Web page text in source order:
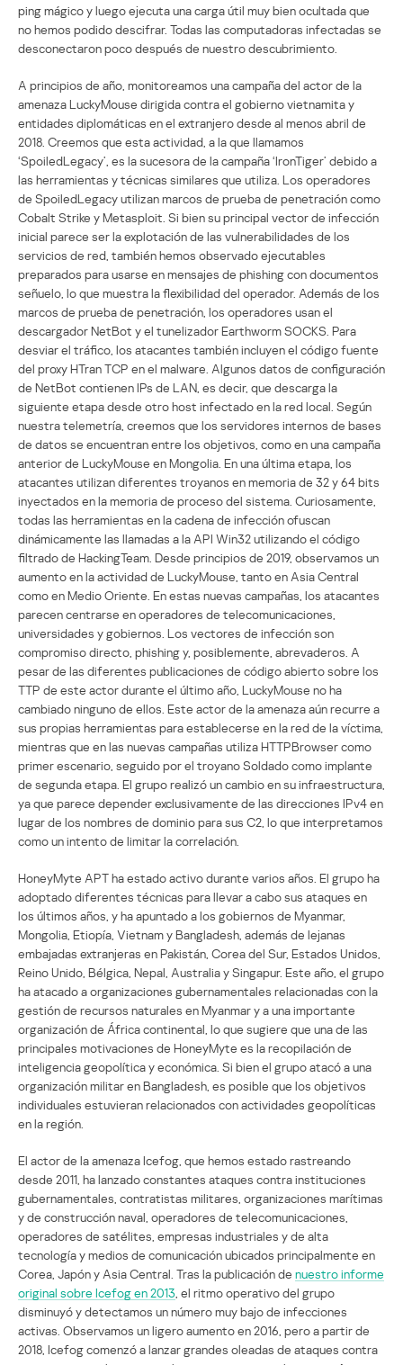
ping mágico y luego ejecuta una carga útil muy bien ocultada que
no hemos podido descifrar. Todas las computadoras infectadas se
desconectaron poco después de nuestro descubrimiento.
A principios de año, monitoreamos una campaña del actor de la
amenaza LuckyMouse dirigida contra el gobierno vietnamita y
entidades diplomáticas en el extranjero desde al menos abril de
2018. Creemos que esta actividad, a la que llamamos
‘SpoiledLegacy’, es la sucesora de la campaña ‘IronTiger’ debido a
las herramientas y técnicas similares que utiliza. Los operadores
de SpoiledLegacy utilizan marcos de prueba de penetración como
Cobalt Strike y Metasploit. Si bien su principal vector de infección
inicial parece ser la explotación de las vulnerabilidades de los
servicios de red, también hemos observado ejecutables
preparados para usarse en mensajes de phishing con documentos
señuelo, lo que muestra la flexibilidad del operador. Además de los
marcos de prueba de penetración, los operadores usan el
descargador NetBot y el tunelizador Earthworm SOCKS. Para
desviar el tráfico, los atacantes también incluyen el código fuente
del proxy HTran TCP en el malware. Algunos datos de configuración
de NetBot contienen IPs de LAN, es decir, que descarga la
siguiente etapa desde otro host infectado en la red local. Según
nuestra telemetría, creemos que los servidores internos de bases
de datos se encuentran entre los objetivos, como en una campaña
anterior de LuckyMouse en Mongolia. En una última etapa, los
atacantes utilizan diferentes troyanos en memoria de 32 y 64 bits
inyectados en la memoria de proceso del sistema. Curiosamente,
todas las herramientas en la cadena de infección ofuscan
dinámicamente las llamadas a la API Win32 utilizando el código
filtrado de HackingTeam. Desde principios de 2019, observamos un
aumento en la actividad de LuckyMouse, tanto en Asia Central
como en Medio Oriente. En estas nuevas campañas, los atacantes
parecen centrarse en operadores de telecomunicaciones,
universidades y gobiernos. Los vectores de infección son
compromiso directo, phishing y, posiblemente, abrevaderos. A
pesar de las diferentes publicaciones de código abierto sobre los
TTP de este actor durante el último año, LuckyMouse no ha
cambiado ninguno de ellos. Este actor de la amenaza aún recurre a
sus propias herramientas para establecerse en la red de la víctima,
mientras que en las nuevas campañas utiliza HTTPBrowser como
primer escenario, seguido por el troyano Soldado como implante
de segunda etapa. El grupo realizó un cambio en su infraestructura,
ya que parece depender exclusivamente de las direcciones IPv4 en
lugar de los nombres de dominio para sus C2, lo que interpretamos
como un intento de limitar la correlación.
HoneyMyte APT ha estado activo durante varios años. El grupo ha
adoptado diferentes técnicas para llevar a cabo sus ataques en
los últimos años, y ha apuntado a los gobiernos de Myanmar,
Mongolia, Etiopía, Vietnam y Bangladesh, además de lejanas
embajadas extranjeras en Pakistán, Corea del Sur, Estados Unidos,
Reino Unido, Bélgica, Nepal, Australia y Singapur. Este año, el grupo
ha atacado a organizaciones gubernamentales relacionadas con la
gestión de recursos naturales en Myanmar y a una importante
organización de África continental, lo que sugiere que una de las
principales motivaciones de HoneyMyte es la recopilación de
inteligencia geopolítica y económica. Si bien el grupo atacó a una
organización militar en Bangladesh, es posible que los objetivos
individuales estuvieran relacionados con actividades geopolíticas
en la región.
El actor de la amenaza Icefog, que hemos estado rastreando
desde 2011, ha lanzado constantes ataques contra instituciones
gubernamentales, contratistas militares, organizaciones marítimas
y de construcción naval, operadores de telecomunicaciones,
operadores de satélites, empresas industriales y de alta
tecnología y medios de comunicación ubicados principalmente en
Corea, Japón y Asia Central. Tras la publicación de nuestro informe
original sobre Icefog en 2013 , el ritmo operativo del grupo
disminuyó y detectamos un número muy bajo de infecciones
activas. Observamos un ligero aumento en 2016, pero a partir de
2018, Icefog comenzó a lanzar grandes oleadas de ataques contra